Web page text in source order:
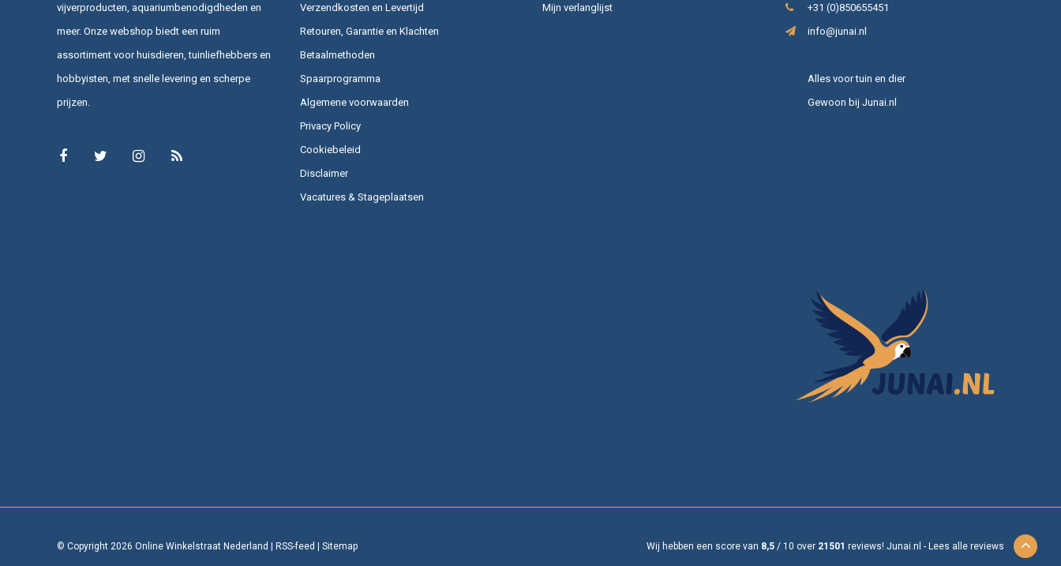
vijverproducten, aquariumbenodigdheden en
meer. Onze webshop biedt een ruim
assortiment voor huisdieren, tuinliefhebbers en
hobbyisten, met snelle levering en scherpe
prijzen.
Verzendkosten en Levertijd
Retouren, Garantie en Klachten
Betaalmethoden
Spaarprogramma
Algemene voorwaarden
Privacy Policy
Cookiebeleid
Disclaimer
Vacatures & Stageplaatsen
Mijn verlanglijst
+31 (0)850655451
info@junai.nl
Alles voor tuin en dier
Gewoon bij Junai.nl
© Copyright 2026 Online Winkelstraat Nederland | RSS-feed | Sitemap Wij hebben een score van 8,5 / 10 over 21501 reviews! Junai.nl - Lees alle reviews